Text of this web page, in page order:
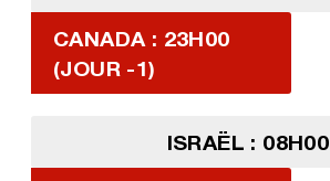
CANADA : 23H00
(JOUR -1)
ISRAËL : 08H00